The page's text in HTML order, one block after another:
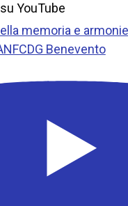
YouTube
memoria e
Benevento